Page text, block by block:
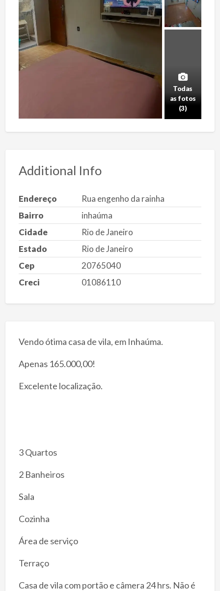
Todas
as fotos
(3)
Additional Info
Endereço
Rua engenho da rainha
Bairro
inhaúma
Cidade
Rio de Janeiro
Estado
Rio de Janeiro
Cep
20765040
Creci
01086110
Vendo ótima casa de vila, em Inhaúma.
Apenas 165.000,00!
Excelente localização.
3 Quartos
2 Banheiros
Sala
Cozinha
Área de serviço
Terraço
Casa de vila com portão e câmera 24 hrs. Não é